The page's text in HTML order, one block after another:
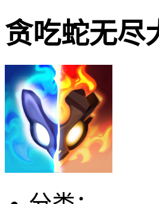
贪吃蛇无尽